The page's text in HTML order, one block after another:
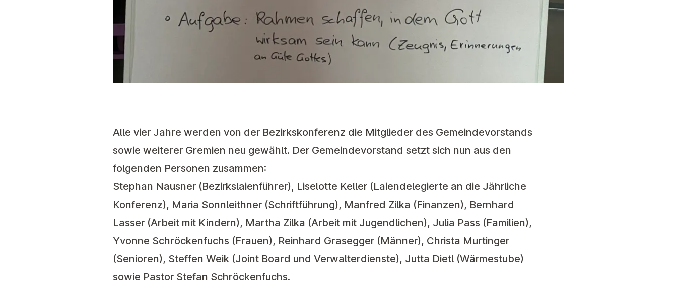
Alle vier Jahre werden von der Bezirkskonferenz die Mitglieder des Gemeindevorstands
sowie weiterer Gremien neu gewählt. Der Gemeindevorstand setzt sich nun aus den
folgenden Personen zusammen:
Stephan Nausner (Bezirkslaienführer), Liselotte Keller (Laiendelegierte an die Jährliche
Konferenz), Maria Sonnleithner (Schriftführung), Manfred Zilka (Finanzen), Bernhard
Lasser (Arbeit mit Kindern), Martha Zilka (Arbeit mit Jugendlichen), Julia Pass (Familien),
Yvonne Schröckenfuchs (Frauen), Reinhard Grasegger (Männer), Christa Murtinger
(Senioren), Steffen Weik (Joint Board und Verwalterdienste), Jutta Dietl (Wärmestube)
sowie Pastor Stefan Schröckenfuchs.